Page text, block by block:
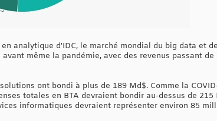
analytique d'IDC, le marché mondial du big data et
même la pandémie, avec des revenus passant de
ont bondi à plus de 189 Md$. Comme la
totales en BTA devraient bondir au-dessus de 215
informatiques devraient représenter environ 85